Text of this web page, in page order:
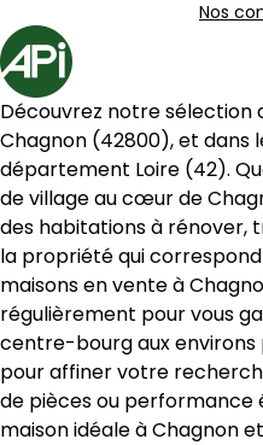
Nos
Accueil
3 Maison à louer Chagnon
130 m² 5
Aller à l'image1
Aller à l'image2
Aller à l'image3
Aller à l'image4
Aller à l'image5
Chagnon (42800), et dans
département Loire (42).
de village au cœur de
des habitations à rénover,
la propriété qui
maisons en vente à
régulièrement pour vous
centre-bourg aux environs
pour affiner votre
de pièces ou performance
maison idéale à Chagnon